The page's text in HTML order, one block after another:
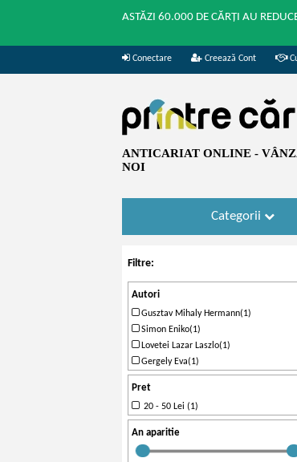
ASTĂZI 60.000 DE CĂRȚI AU
Conectare Creează Cont
ANTICARIAT ONLINE -
NOI
Categorii
Filtre:
Autori
Gusztav Mihaly Hermann(1)
Simon Eniko(1)
Lovetei Lazar Laszlo(1)
Gergely Eva(1)
Pret
20 - 50 Lei (1)
An aparitie